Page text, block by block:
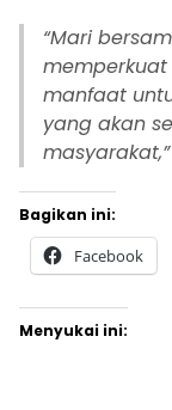
“Mari
manfaat
yang akan
Bagikan ini:
Facebook
Menyukai ini: